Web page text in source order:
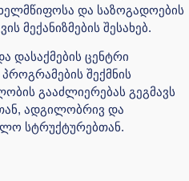
და საზოგადოების
მექანიზმების შესახებ.
დასაქმების ცენტრი
შექმნის
გააძლიერებას გეგმავს
ადგილობრივ და
სტრუქტურებთან.